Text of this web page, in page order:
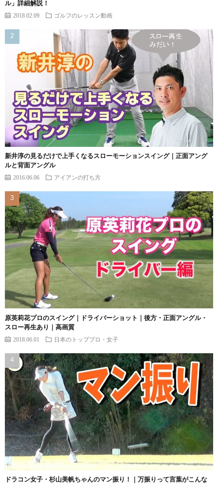
ル」詳細解説！
2018.02.09 ゴルフのレッスン動画
新井淳の見るだけで上手くなるスローモーションスイング｜正面アング
ルと背面アングル
2016.06.06 アイアンの打ち方
原英莉花プロのスイング｜ドライバーショット｜後方・正面アングル・
スロー再生あり｜高画質
2018.06.01 日本のトッププロ・女子
ドラコン女子・杉山美帆ちゃんのマン振り！｜万振りって言葉がこんな